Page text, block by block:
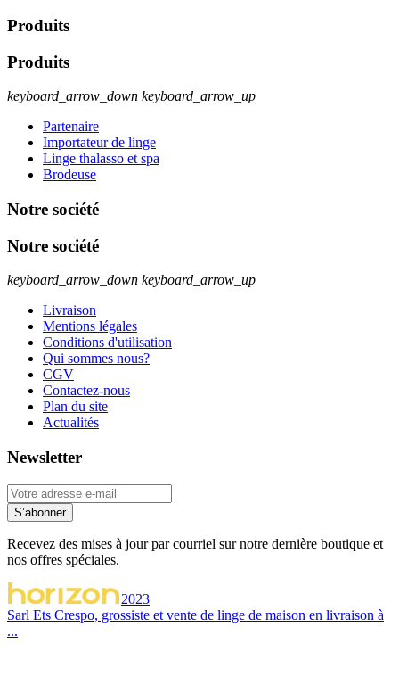
Produits
Produits
keyboard_arrow_down keyboard_arrow_up
Partenaire
Importateur de linge
Linge thalasso et spa
Brodeuse
Notre société
Notre société
keyboard_arrow_down keyboard_arrow_up
Livraison
Mentions légales
Conditions d'utilisation
Qui sommes nous?
CGV
Contactez-nous
Plan du site
Actualités
Newsletter
S’abonner
Recevez des mises à jour par courriel sur notre dernière boutique et
nos offres spéciales.
2023
Sarl Ets Crespo, grossiste et vente de linge de maison en livraison à
...